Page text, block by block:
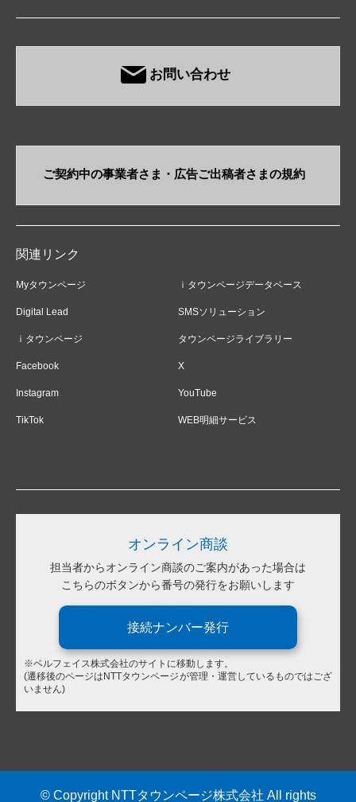
お問い合わせ
ご契約中の事業者さま・​広告ご出稿者さまの規約
関連リンク
Myタウンページ ｉタウンページデータベース
Digital Lead SMSソリューション
ｉタウンページ タウンページライブラリー
Facebook X
Instagram YouTube
TikTok WEB明細サービス
オンライン商談
担当者からオンライン商談のご案内があった場合は
こちらのボタンから番号の発行をお願いします
接続ナンバー発行
※ベルフェイス株式会社のサイトに移動します。
(遷移後のページはNTTタウンページが管理・運営しているものではござ
いません)
© Copyright NTTタウンページ株式会社 All rights